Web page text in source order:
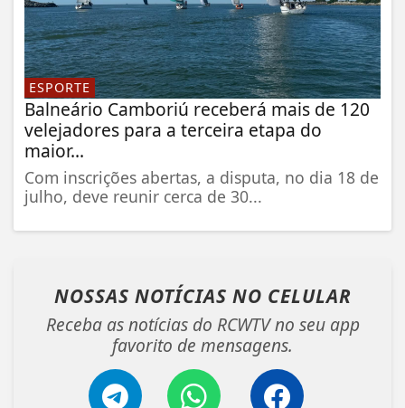
ESPORTE
Balneário Camboriú receberá mais de 120
velejadores para a terceira etapa do
maior...
Com inscrições abertas, a disputa, no dia 18 de
julho, deve reunir cerca de 30...
NOSSAS NOTÍCIAS NO CELULAR
Receba as notícias do RCWTV no seu app
favorito de mensagens.